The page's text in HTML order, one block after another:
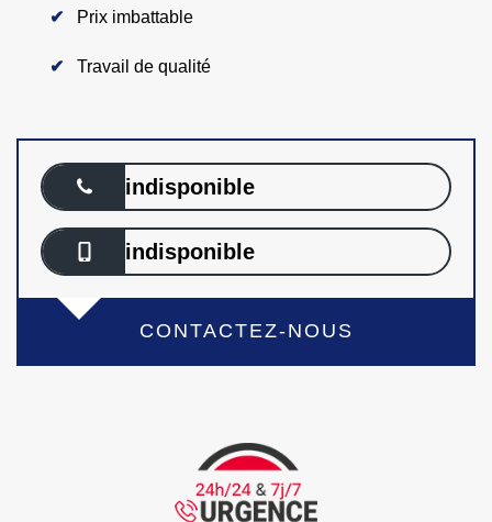
Prix imbattable
Travail de qualité
indisponible
indisponible
CONTACTEZ-NOUS